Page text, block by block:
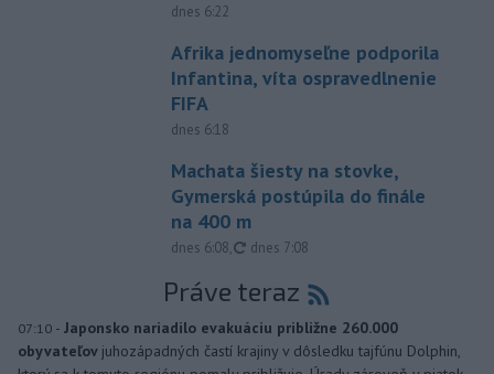
dnes 6:22
Afrika jednomyseľne podporila
Infantina, víta ospravedlnenie
FIFA
dnes 6:18
Machata šiesty na stovke,
Gymerská postúpila do finále
na 400 m
dnes 6:08, aktualizované
dnes 7:08
Práve teraz
07:10 - Japonsko nariadilo evakuáciu približne 260.000
obyvateľov juhozápadných častí krajiny v dôsledku tajfúnu Dolphin,